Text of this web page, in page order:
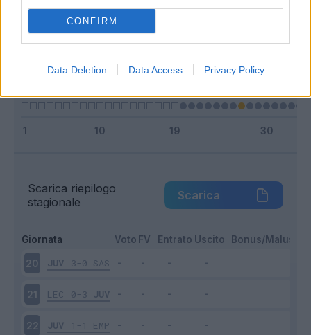
CONFIRM
Data Deletion Data Access Privacy Policy
Entrato 1 - 5%
Inutilizzato 18 - 94
Scarica riepilogo
stagionale
Scarica
Giornata Voto FV Entrato Uscito Bonus/Malus
20 JUV 3-0 SAS
21 LEC 0-3 JUV
22 JUV 1-1 EMP